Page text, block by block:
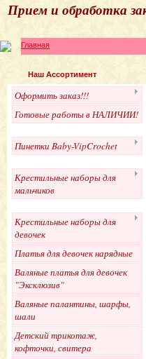
Прием и
Главная
Наш Ассортимент
Оформить заказ!!!
Готовые работы в НАЛИЧИИ!
Пинетки Baby-VipCrochet
Крестильные наборы для
мальчиков
Крестильные наборы для
девочек
Платья для девочек нарядные
Валяные платья для девочек
"Эксклюзив"
Валяные палантины, шарфы,
шали
Детский трикотаж,
кофточки, свитера